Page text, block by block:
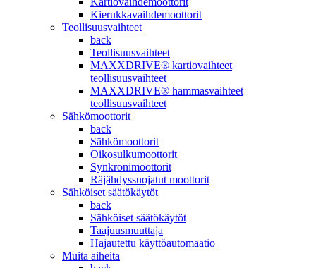
Kierukkavaihdemoottorit
Teollisuusvaihteet
back
Teollisuusvaihteet
MAXXDRIVE® kartiovaihteet
teollisuusvaihteet
MAXXDRIVE® hammasvaihteet
teollisuusvaihteet
Sähkömoottorit
back
Sähkömoottorit
Oikosulkumoottorit
Synkronimoottorit
Räjähdyssuojatut moottorit
Sähköiset säätökäytöt
back
Sähköiset säätökäytöt
Taajuusmuuttaja
Hajautettu käyttöautomaatio
Muita aiheita